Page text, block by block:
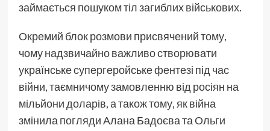
займається пошуком тіл загиблих військових.
Окремий блок розмови присвячений тому,
чому надзвичайно важливо створювати
українське супергеройське фентезі під час
війни, таємничому замовленню від росіян на
мільйони доларів, а також тому, як війна
змінила погляди Алана Бадоєва та Ольги